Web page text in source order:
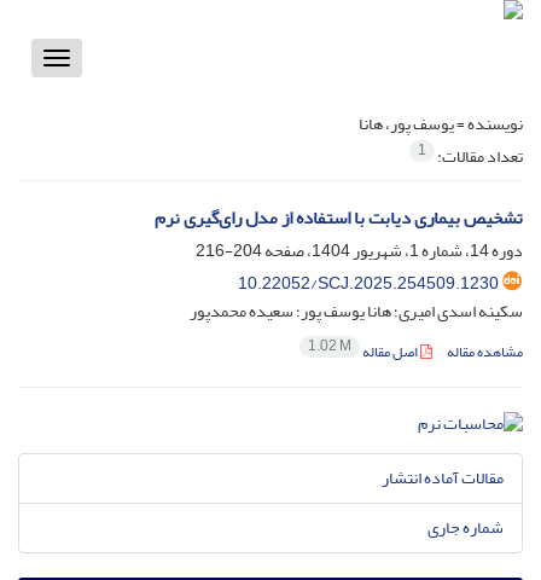
Toggle
نویسنده =یوسف پور، هانا
تعداد مقالات: 1
تشخیص بیماری دیابت با استفاده از مدل رای‌گیری نرم
دوره 14، شماره 1، شهریور 1404، صفحه
204-216
10.22052/SCJ.2025.254509.1230
سکینه اسدی امیری؛ هانا یوسف پور؛ سعیده محمدپور
مشاهده مقاله اصل مقاله 1.02 M
مقالات آماده انتشار
شماره جاری